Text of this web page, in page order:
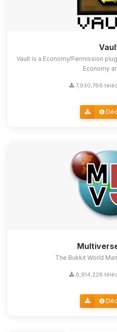
Vault is a Economy/Permission
Economy
7,930,766
The Bukkit World
6,914,228